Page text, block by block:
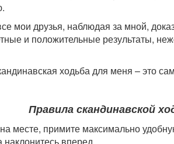
мои друзья, наблюдая за мной,
и положительные результаты,
ходьба для меня – это
Правила скандинавской
месте, примите максимально